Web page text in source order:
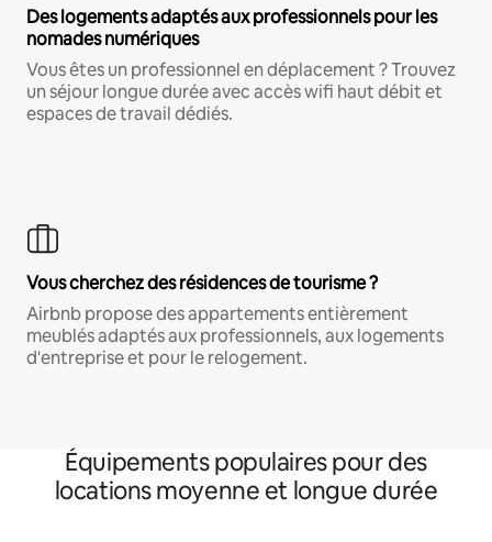
Des logements adaptés aux professionnels pour les
nomades numériques
Vous êtes un professionnel en déplacement ? Trouvez
un séjour longue durée avec accès wifi haut débit et
espaces de travail dédiés.
Vous cherchez des résidences de tourisme ?
Airbnb propose des appartements entièrement
meublés adaptés aux professionnels, aux logements
d'entreprise et pour le relogement.
Équipements populaires pour des
locations moyenne et longue durée